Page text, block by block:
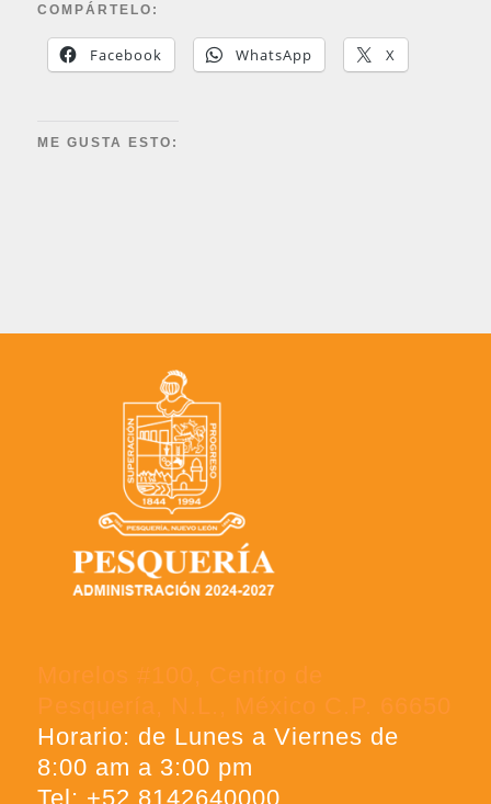
COMPÁRTELO:
Facebook WhatsApp X
ME GUSTA ESTO:
Horario: de Lunes a Viernes de
8:00 am a 3:00 pm
Tel: +52 8142640000